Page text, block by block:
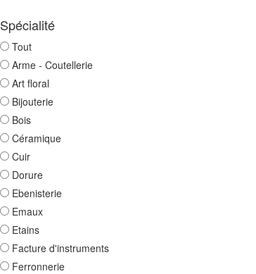
Spécialité
Tout
Arme - Coutellerie
Art floral
Bijouterie
Bois
Céramique
Cuir
Dorure
Ebenisterie
Emaux
Etains
Facture d'instruments
Ferronnerie